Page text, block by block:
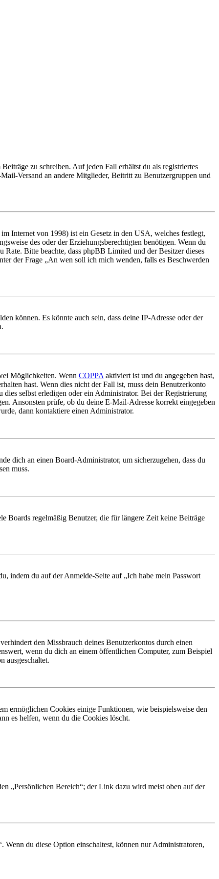
zu schreiben. Auf jeden Fall erhältst du als registriertes
Versand an andere Mitglieder, Beitritt zu Benutzergruppen und
Internet von 1998) ist ein Gesetz in den USA, welches festlegt,
des oder der Erziehungsberechtigten benötigen. Wenn du
Bitte beachte, dass phpBB Limited und der Besitzer dieses
der Frage „An wen soll ich mich wenden, falls es Beschwerden
können. Es könnte auch sein, dass deine IP-Adresse oder der
Möglichkeiten. Wenn COPPA aktiviert ist und du angegeben hast,
hast. Wenn dies nicht der Fall ist, muss dein Benutzerkonto
selbst erledigen oder ein Administrator. Bei der Registrierung
Ansonsten prüfe, ob du deine E-Mail-Adresse korrekt eingegeben
dann kontaktiere einen Administrator.
dich an einen Board-Administrator, um sicherzugehen, dass du
muss.
Boards regelmäßig Benutzer, die für längere Zeit keine Beiträge
indem du auf der Anmelde-Seite auf „Ich habe mein Passwort
den Missbrauch deines Benutzerkontos durch einen
wenn du dich an einem öffentlichen Computer, zum Beispiel
ausgeschaltet.
ermöglichen Cookies einige Funktionen, wie beispielsweise den
es helfen, wenn du die Cookies löscht.
„Persönlichen Bereich“; der Link dazu wird meist oben auf der
du diese Option einschaltest, können nur Administratoren,